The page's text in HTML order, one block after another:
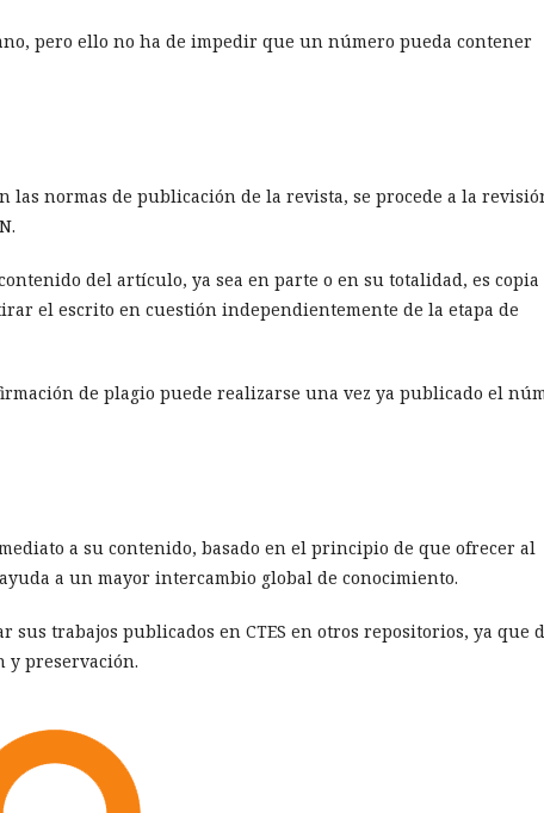
pero ello no ha de impedir que un número pueda contener
normas de publicación de la revista, se procede a la
del artículo, ya sea en parte o en su totalidad, es copia
el escrito en cuestión independientemente de la etapa de
de plagio puede realizarse una vez ya publicado el
a su contenido, basado en el principio de que ofrecer al
a un mayor intercambio global de conocimiento.
sus trabajos publicados en CTES en otros repositorios, ya que
y preservación.